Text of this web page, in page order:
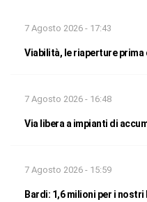
7 Agosto 2026 - 17:43
Viabilità, le riaperture
7 Agosto 2026 - 16:48
Via libera a impianti di
7 Agosto 2026 - 15:59
Bardi: 1,6 milioni per i